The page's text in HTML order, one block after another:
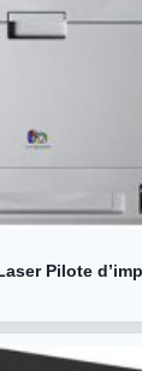
Pilote